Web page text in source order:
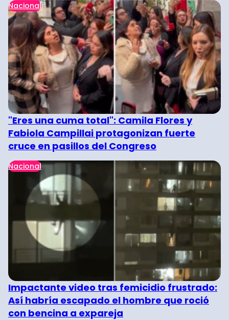
Nacional
"Eres una cuma total": Camila Flores y
Fabiola Campillai protagonizan fuerte
cruce en pasillos del Congreso
Nacional
Impactante video tras femicidio frustrado:
Así habría escapado el hombre que roció
con bencina a expareja